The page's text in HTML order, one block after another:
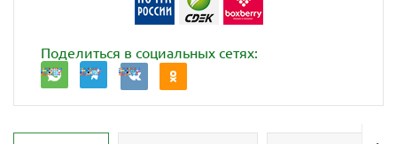
Поделиться в социальных сетях: